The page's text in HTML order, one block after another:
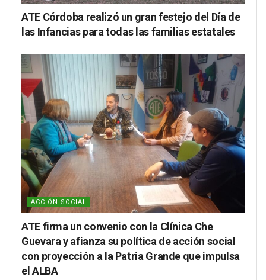
ATE Córdoba realizó un gran festejo del Día de
las Infancias para todas las familias estatales
ACCIÓN SOCIAL
ATE firma un convenio con la Clínica Che
Guevara y afianza su política de acción social
con proyección a la Patria Grande que impulsa
el ALBA